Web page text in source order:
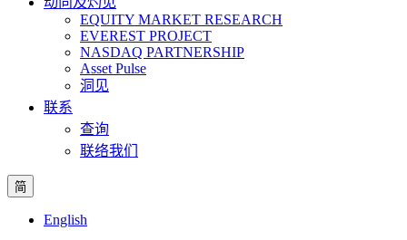
EQUITY MARKET RESEARCH
EVEREST PROJECT
NASDAQ PARTNERSHIP
Asset Pulse
洞见
联系
查询
联络我们
简
English